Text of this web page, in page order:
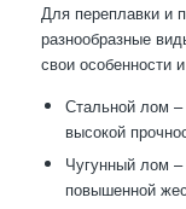
Для переплавки и
разнообразные
свои особенности
Стальной лом –
высокой
Чугунный лом –
повышенной